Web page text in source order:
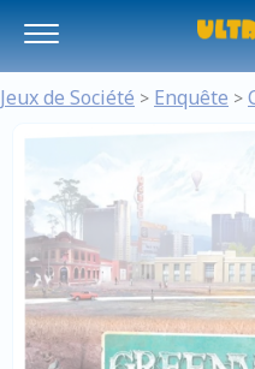
Jeux de Société > Enquête >